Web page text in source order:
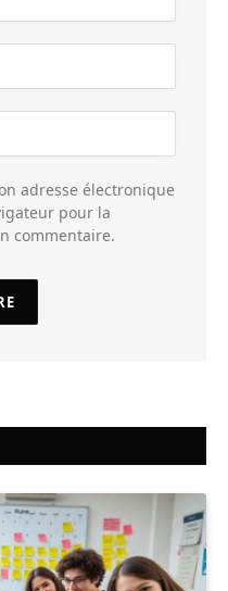
adresse électronique
pour la
commentaire.